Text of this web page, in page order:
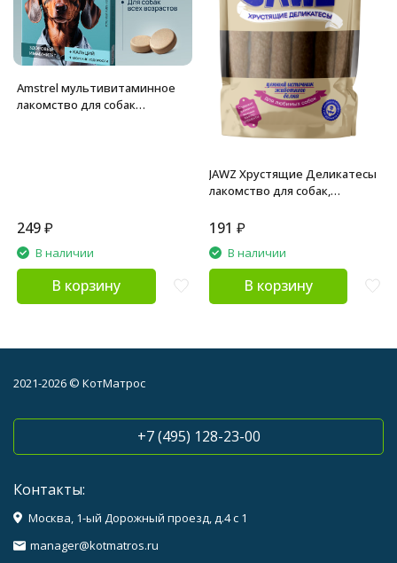
Amstrel мультивитаминное
лакомство для собак
249₽
В наличии
В корзину
JAWZ Хрустящие Деликатесы
лакомство для собак,
191 ₽
В наличии
В корзину
2021-2026 © КотМатрос
+7 (495) 128-23-00
Контакты:
Москва, 1-ый Дорожный проезд, д.4 с 1
manager@kotmatros.ru